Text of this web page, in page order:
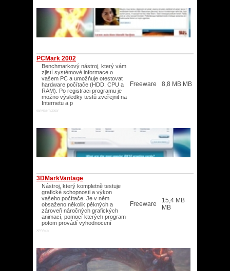
PCMark 2002
Benchmarkový nástroj, který vám
zjistí systémové informace o
vašem PC a umožňuje otestovat
hardware počítače (HDD, CPU a
RAM). Po registraci programu je
možno výsledky testů zveřejnit na
Internetu a p
98/ME/NT/2000/
Freeware 8,8 MB MB
3DMarkVantage
Nástroj, který kompletně testuje
grafické schopnosti a výkon
vašeho počítače. Je v něm
obsaženo několik pěkných a
zároveň náročných grafických
animací, pomocí kterých program
potom provádí vyhodnocení
XP/Vista/
Freeware
15,4 MB
MB